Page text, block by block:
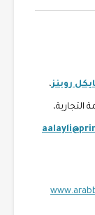
روبنز،
التجارية،